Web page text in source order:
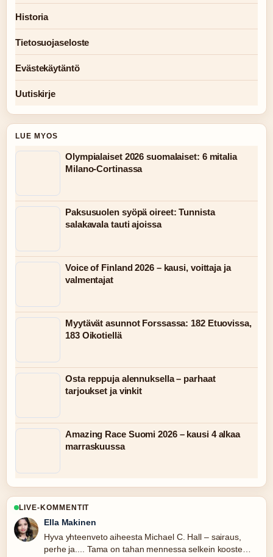
Historia
Tietosuojaseloste
Evästekäytäntö
Uutiskirje
LUE MYOS
Olympialaiset 2026 suomalaiset: 6 mitalia
Milano-Cortinassa
Paksusuolen syöpä oireet: Tunnista
salakavala tauti ajoissa
Voice of Finland 2026 – kausi, voittaja ja
valmentajat
Myytävät asunnot Forssassa: 182 Etuovissa,
183 Oikotiellä
Osta reppuja alennuksella – parhaat
tarjoukset ja vinkit
Amazing Race Suomi 2026 – kausi 4 alkaa
marraskuussa
LIVE-KOMMENTIT
Ella Makinen
Hyva yhteenveto aiheesta Michael C. Hall – sairaus,
perhe ja.... Tama on tahan mennessa selkein kooste